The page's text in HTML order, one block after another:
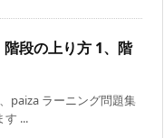
段の上り方 1、階
paiza ラーニング問題集
す ...